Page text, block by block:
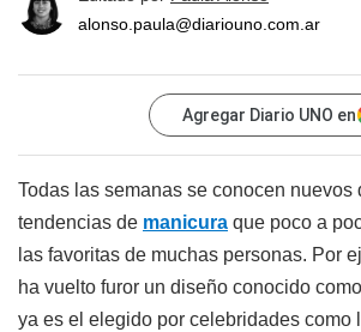
alonso.paula@diariouno.com.ar
Agregar Diario UNO en
Todas las semanas se conocen nuevos
tendencias de manicura que poco a
las favoritas de muchas personas. Por
ha vuelto furor un diseño conocido
ya es el elegido por celebridades como